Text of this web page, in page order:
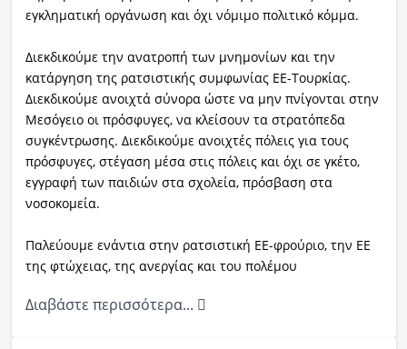
εγκληματική οργάνωση και όχι νόμιμο πολιτικό κόμμα.
Διεκδικούμε την ανατροπή των μνημονίων και την
κατάργηση της ρατσιστικής συμφωνίας ΕΕ-Τουρκίας.
Διεκδικούμε ανοιχτά σύνορα ώστε να μην πνίγονται στην
Μεσόγειο οι πρόσφυγες, να κλείσουν τα στρατόπεδα
συγκέντρωσης. Διεκδικούμε ανοιχτές πόλεις για τους
πρόσφυγες, στέγαση μέσα στις πόλεις και όχι σε γκέτο,
εγγραφή των παιδιών στα σχολεία, πρόσβαση στα
νοσοκομεία.
Παλεύουμε ενάντια στην ρατσιστική ΕΕ-φρούριο, την ΕΕ
της φτώχειας, της ανεργίας και του πολέμου
Διαβάστε περισσότερα...